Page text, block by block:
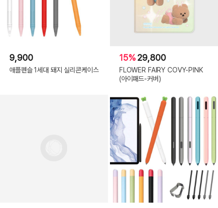
9,900
애플펜슬 1세대 돼지 실리콘케이스
15%29,800
FLOWER FAIRY COVY-PINK
(아이패드-커버)